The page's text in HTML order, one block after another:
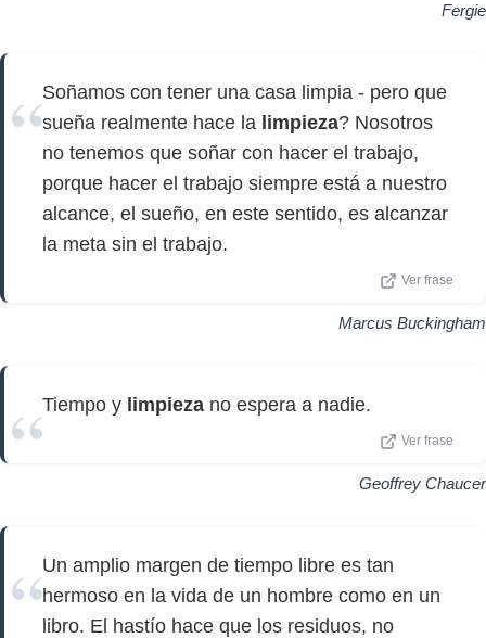
Fergie
Soñamos con tener una casa limpia - pero que
sueña realmente hace la limpieza? Nosotros
no tenemos que soñar con hacer el trabajo,
porque hacer el trabajo siempre está a nuestro
alcance, el sueño, en este sentido, es alcanzar
la meta sin el trabajo.
Ver frase
Marcus Buckingham
Tiempo y limpieza no espera a nadie.
Ver frase
Geoffrey Chaucer
Un amplio margen de tiempo libre es tan
hermoso en la vida de un hombre como en un
libro. El hastío hace que los residuos, no